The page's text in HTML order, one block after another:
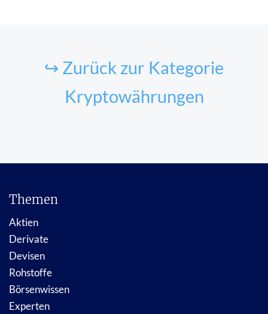
↪ Zurück zur Kategorie
Kryptowährungen
Themen
Aktien
Derivate
Devisen
Rohstoffe
Börsenwissen
Experten